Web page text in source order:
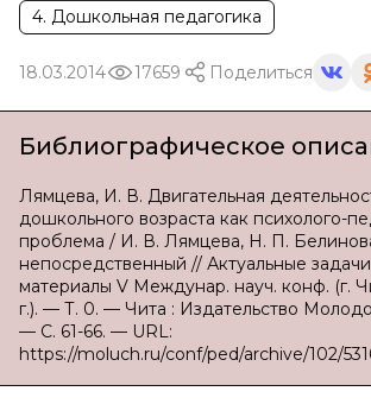
4. Дошкольная педагогика
18.03.2014 17659 Поделиться
Библиографическое
Лямцева, И. В. Двигательная
дошкольного возраста как психолого-
проблема / И. В. Лямцева, Н. П.
непосредственный // Актуальные
материалы V Междунар. науч. конф. (г.
г.). — Т. 0. — Чита : Издательство
— С. 61-66. — URL:
https://moluch.ru/conf/ped/archive/102/